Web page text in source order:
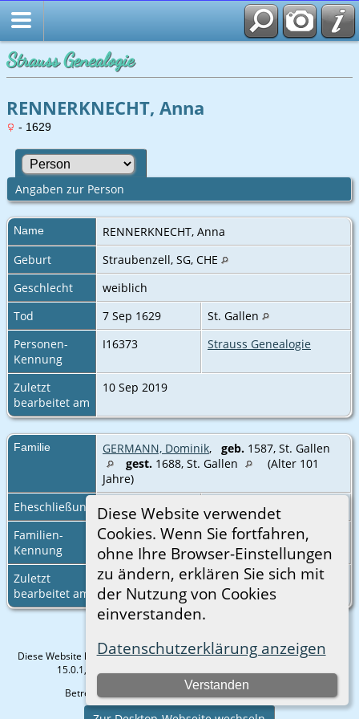
Strauss Genealogie
Diese Website verwendet
Cookies. Wenn Sie fortfahren,
ohne Ihre Browser-Einstellungen
zu ändern, erklären Sie sich mit
der Nutzung von Cookies
einverstanden.
Datenschutzerklärung anzeigen
Verstanden
RENNERKNECHT, Anna
- 1629
Angaben zur Person
Name RENNERKNECHT, Anna
Geburt
Straubenzell, SG, CHE
Geschlecht
weiblich
Tod
7 Sep 1629
St. Gallen
Personen-
Kennung
I16373 Strauss Genealogie
Zuletzt
bearbeitet am
10 Sep 2019
Familie GERMANN, Dominik, geb. 1587, St. Gallen
gest. 1688, St. Gallen
(Alter 101
Jahre)
Eheschließung
19 Dez 1619
Familien-
Kennung
F7090 Familienblatt|
Familientafel
Zuletzt
bearbeitet am
11 Apr 2026
Diese Website läuft mitThe Next Generation of Genealogy Sitebuilding
15.0.1, programmiert von Darrin Lythgoe © 2001-2026.
Betreut von
. | Datenschutzerklärung